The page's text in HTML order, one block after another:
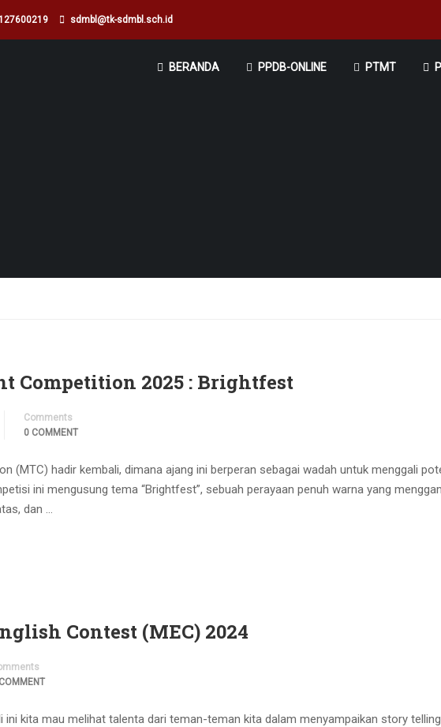
sdmbl@tk-sdmbl.sch.id
BERANDA PPDB-ONLINE PTMT
Competition 2025 : Brightfest
Comments
0 COMMENT
(MTC) hadir kembali, dimana ajang ini berperan sebagai wadah untuk menggali
ini mengusung tema “Brightfest”, sebuah perayaan penuh warna yang
dan …
Contest (MEC) 2024
kita mau melihat talenta dari teman-teman kita dalam menyampaikan story